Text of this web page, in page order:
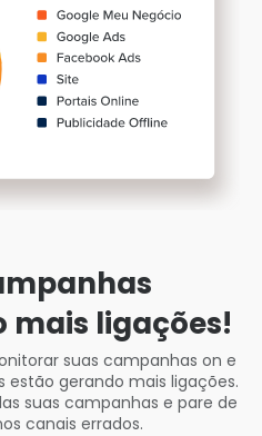
mais ligações!
suas campanhas on e
gerando mais ligações.
suas campanhas e pare de
canais errados.